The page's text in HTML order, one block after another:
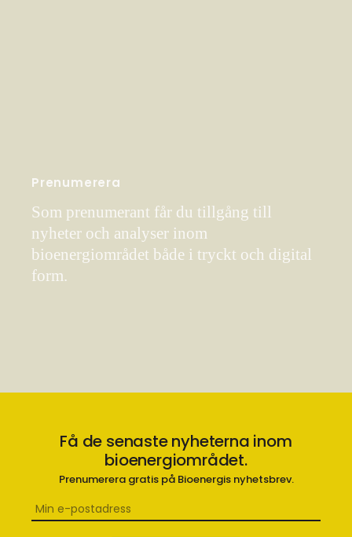
Prenumerera
Som prenumerant får du tillgång till
nyheter och analyser inom
bioenergiområdet både i tryckt och digital
form.
Få de senaste nyheterna inom
bioenergiområdet.
Prenumerera gratis på Bioenergis nyhetsbrev.